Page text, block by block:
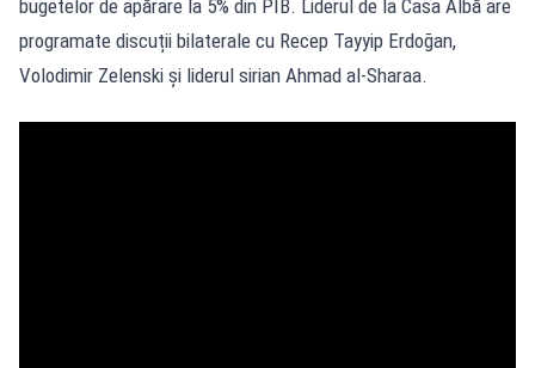
bugetelor de apărare la 5% din PIB. Liderul de la Casa Albă are
programate discuții bilaterale cu Recep Tayyip Erdoğan,
Volodimir Zelenski și liderul sirian Ahmad al‑Sharaa.